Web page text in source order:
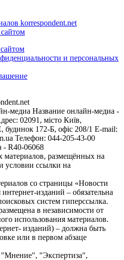
korrespondent.net
и персональных
медиа Название онлайн-медиа -
02091, місто Київ,
172-Б, офіс 208/1 E-mail:
Телефон: 044-205-43-00
- R40-06068
размещённых на
условии ссылки на
со страницы «Новости
изданий – обязательна
систем гиперссылка.
в независимости от
использования материалов.
изданий) – должна быть
или в первом абзаце
"Экспертиза",